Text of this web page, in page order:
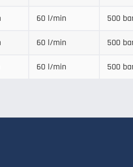
60 l/min 500
60 l/min 500
60 l/min 500